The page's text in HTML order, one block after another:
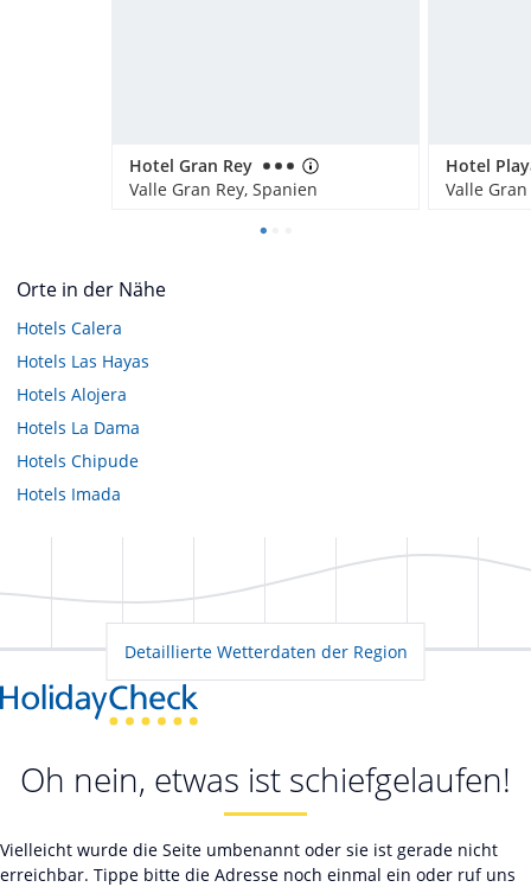
Hotel Gran Rey
Valle Gran Rey, Spanien
Hotel
Valle
Orte in der Nähe
Hotels Calera
Hotels Las Hayas
Hotels Alojera
Hotels La Dama
Hotels Chipude
Hotels Imada
Detaillierte Wetterdaten der Region
Oh nein, etwas ist schiefgelaufen!
Vielleicht wurde die Seite umbenannt oder sie ist gerade nicht
erreichbar. Tippe bitte die Adresse noch einmal ein oder ruf uns